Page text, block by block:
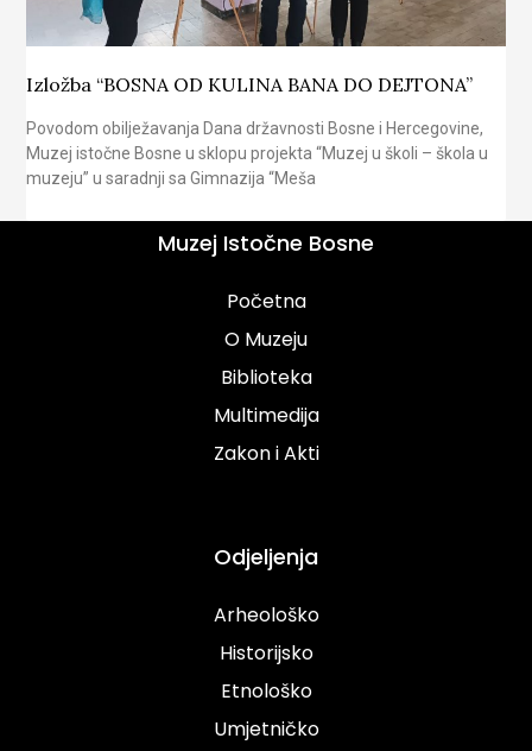
Izložba “BOSNA OD KULINA BANA DO DEJTONA”
Povodom obilježavanja Dana državnosti Bosne i Hercegovine,
Muzej istočne Bosne u sklopu projekta “Muzej u školi – škola u
muzeju” u saradnji sa Gimnazija “Meša
Muzej Istočne Bosne
Početna
O Muzeju
Biblioteka
Multimedija
Zakon i Akti
Odjeljenja
Arheološko
Historijsko
Etnološko
Umjetničko